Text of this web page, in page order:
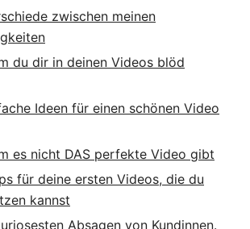
zwischen meinen
du dir in deinen Videos blöd
Ideen für einen schönen Video
es nicht DAS perfekte Video gibt
für deine ersten Videos, die du
kannst
Absagen von Kundinnen.